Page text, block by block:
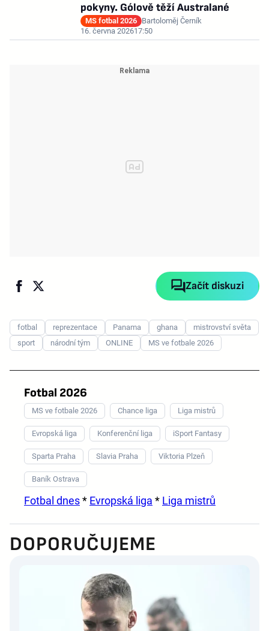
pokyny. Gólově těží Australané
MS fotbal 2026 Bartoloměj Černík
16. června 202617:50
Začít diskuzi
fotbal reprezentace Panama ghana
mistrovství světa
sport
národní tým ONLINE MS ve fotbale 2026
Fotbal 2026
MS ve fotbale 2026 Chance liga Liga mistrů
Evropská liga Konferenční liga iSport Fantasy
Sparta Praha Slavia Praha Viktoria Plzeň
Baník Ostrava
Fotbal dnes* Evropská liga * Liga mistrů
DOPORUČUJEME